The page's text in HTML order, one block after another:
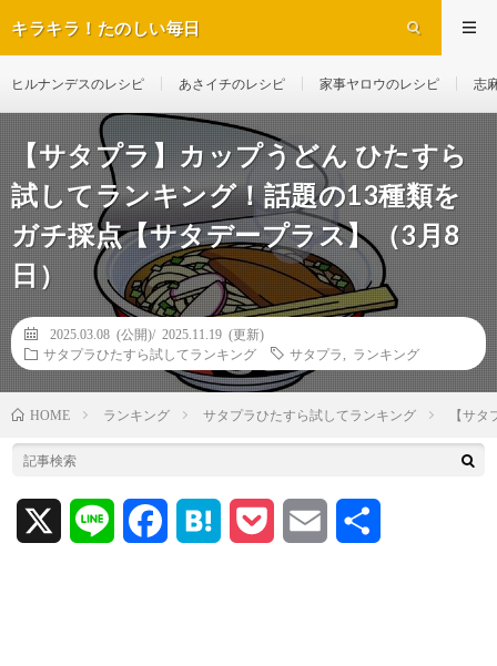
キラキラ！たのしい毎日
ヒルナンデスのレシピ あさイチのレシピ 家事ヤロウのレシピ 志
【サタプラ】カップうどん ひたすら
試してランキング！話題の13種類を
ガチ採点【サタデープラス】（3月8
日）
2025.03.08 (公開)/ 2025.11.19 (更新)
サタプラひたすら試してランキング
サタプラ ランキング
HOME ランキング サタプラひたすら試してランキング 【サ